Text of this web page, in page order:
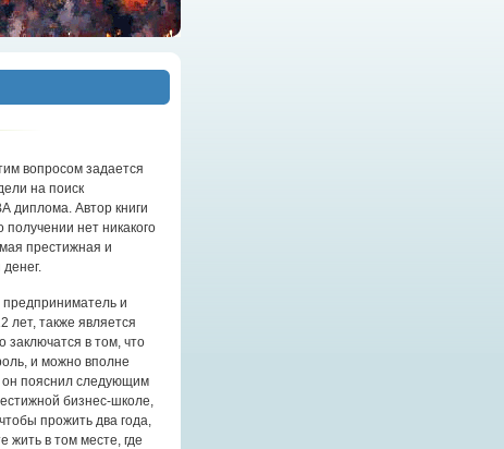
вопросом задается
на поиск
диплома. Автор книги
нет никакого
престижная и
и
лет, также является
заключатся в том, что
и можно вполне
он пояснил следующим
бизнес-школе,
прожить два года,
жить в том месте, где